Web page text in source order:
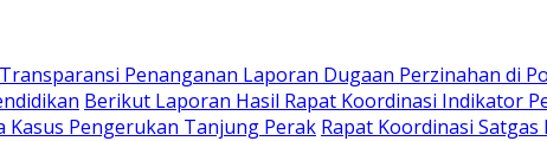
Penanganan Laporan Dugaan Perzinahan di
Berikut Laporan Hasil Rapat Koordinasi Indikator
Kasus Pengerukan Tanjung Perak Rapat Koordinasi